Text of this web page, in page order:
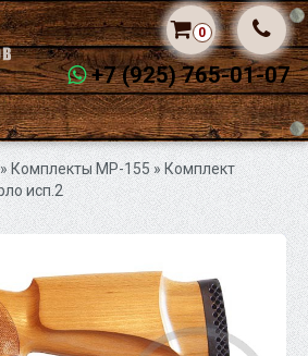
+7 (925) 765-01-07
0
Комплекты МР-155» Комплект
исп.2